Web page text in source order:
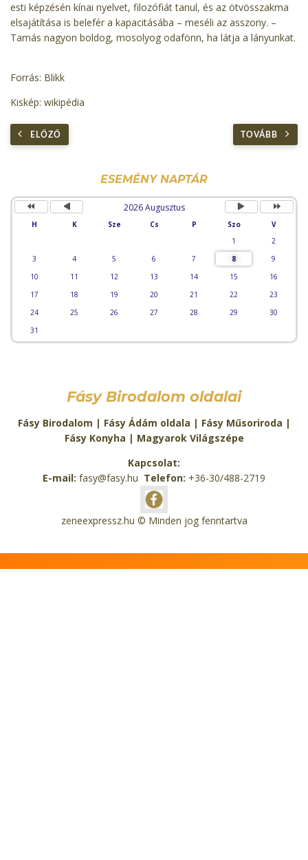
esti képzésén kínai nyelvet, filozófiát tanul, és az ötvösszakma
elsajátítása is belefér a kapacitásába – meséli az asszony. –
Tamás nagyon boldog, mosolyog odafönn, ha látja a lányunkat.
Forrás: Blikk
Kiskép: wikipédia
ELŐZŐ TOVÁBB
ESEMÉNY NAPTÁR
2026 Augusztus
H K Sze Cs P Szo
V
1
2
3
4 5 6 7 8
9
10
11 12 13 14 15
16
17
18 19 20 21 22
23
24
25 26 27 28 29
30
31
Fásy Birodalom oldalai
Fásy Birodalom | Fásy Ádám oldala | Fásy Műsoriroda |
Fásy Konyha | Magyarok Világszépe
Kapcsolat:
E-mail: fasy@fasy.hu Telefon: +36-30/488-2719
zeneexpressz.hu © Minden jog fenntartva